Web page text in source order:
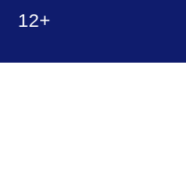
12+